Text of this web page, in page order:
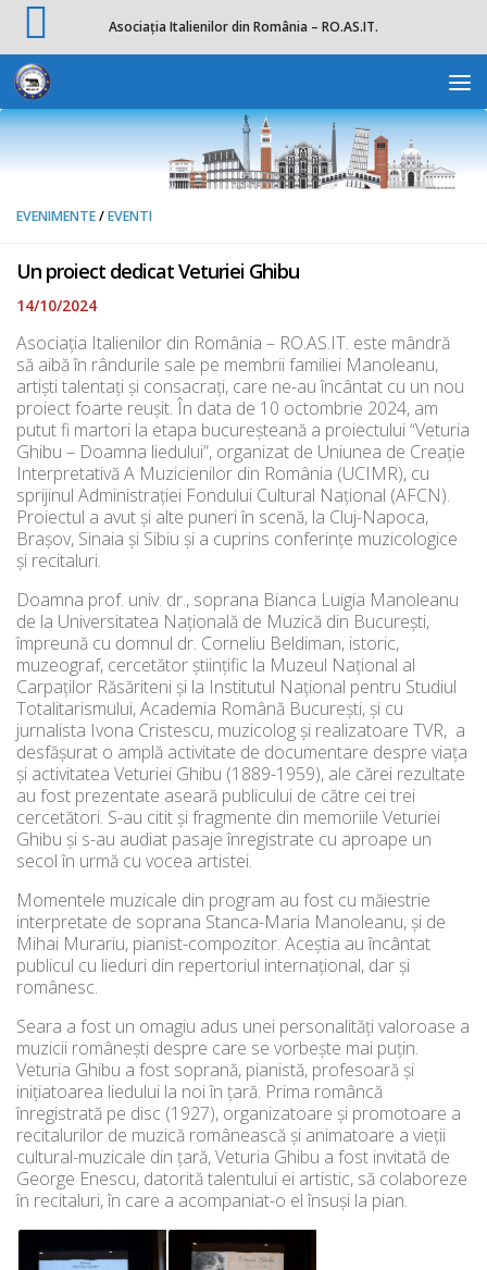
Skip to content
EVENIMENTE/EVENTI
Un proiect dedicat Veturiei Ghibu
14/10/2024
Asociaţia Italienilor din România – RO.AS.IT. este mândră
să aibă în rândurile sale pe membrii familiei Manoleanu,
artişti talentaţi şi consacraţi, care ne-au încântat cu un nou
proiect foarte reuşit. În data de 10 octombrie 2024, am
putut fi martori la etapa bucureşteană a proiectului “Veturia
Ghibu – Doamna liedului”, organizat de Uniunea de Creaţie
Interpretativă A Muzicienilor din România (UCIMR), cu
sprijinul Administraţiei Fondului Cultural Naţional (AFCN).
Proiectul a avut şi alte puneri în scenă, la Cluj-Napoca,
Braşov, Sinaia şi Sibiu şi a cuprins conferinţe muzicologice
şi recitaluri.
Doamna prof. univ. dr., soprana Bianca Luigia Manoleanu
de la Universitatea Naţională de Muzică din Bucureşti,
împreună cu domnul dr. Corneliu Beldiman, istoric,
muzeograf, cercetător științific la Muzeul Național al
Carpaților Răsăriteni și la Institutul Național pentru Studiul
Totalitarismului, Academia Română București, şi cu
jurnalista Ivona Cristescu, muzicolog și realizatoare TVR, a
desfăşurat o amplă activitate de documentare despre viaţa
şi activitatea Veturiei Ghibu (1889-1959), ale cărei rezultate
au fost prezentate aseară publicului de către cei trei
cercetători. S-au citit şi fragmente din memoriile Veturiei
Ghibu şi s-au audiat pasaje înregistrate cu aproape un
secol în urmă cu vocea artistei.
Momentele muzicale din program au fost cu măiestrie
interpretate de soprana Stanca-Maria Manoleanu, şi de
Mihai Murariu, pianist-compozitor. Aceștia au încântat
publicul cu lieduri din repertoriul internaţional, dar şi
românesc.
Seara a fost un omagiu adus unei personalităţi valoroase a
muzicii româneşti despre care se vorbeşte mai puţin.
Veturia Ghibu a fost soprană, pianistă, profesoară şi
inițiatoarea liedului la noi în ţară. Prima româncă
înregistrată pe disc (1927), organizatoare şi promotoare a
recitalurilor de muzică românească şi animatoare a vieţii
cultural-muzicale din ţară, Veturia Ghibu a fost invitată de
George Enescu, datorită talentului ei artistic, să colaboreze
în recitaluri, în care a acompaniat-o el însuşi la pian.
Asociația Italienilor din România – RO.AS.IT.